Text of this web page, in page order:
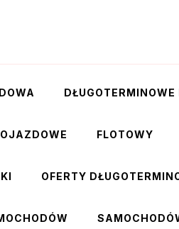
FLOTOWY
OFERTY